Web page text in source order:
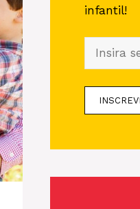
infantil!